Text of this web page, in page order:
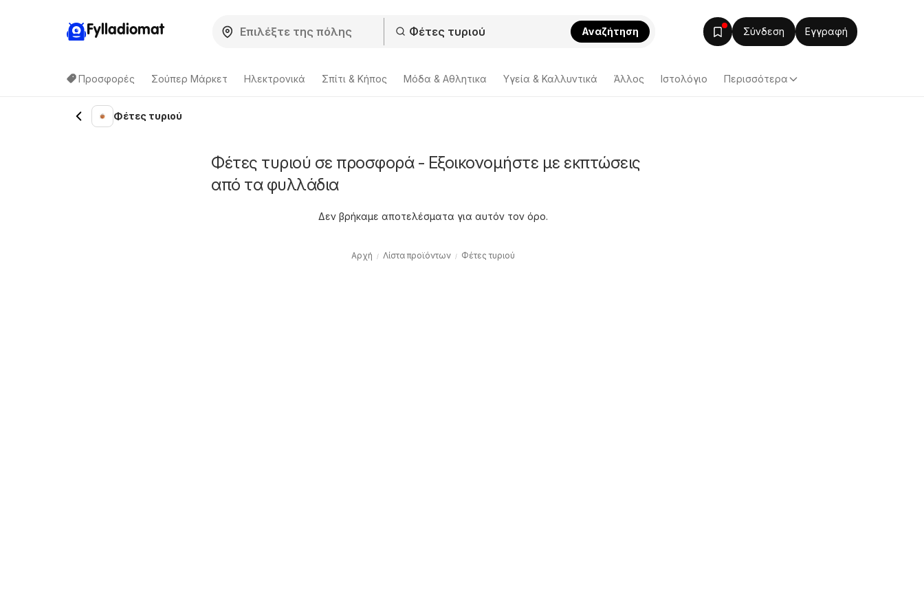
Fylladiomat Αναζήτηση Σύνδεση Εγγραφή
Προσφορές Σούπερ Μάρκετ Hλεκτρονικά Σπίτι & Κήπος Μόδα & Aθλητικα Υγεία & Καλλυντικά Άλλος Ιστολόγιο Περισσότερα
Φέτες τυριού
Φέτες τυριού σε προσφορά - Εξοικονομήστε με εκπτώσεις
από τα φυλλάδια
Δεν βρήκαμε αποτελέσματα για αυτόν τον όρο.
Αρχή Λίστα προϊόντων Φέτες τυριού